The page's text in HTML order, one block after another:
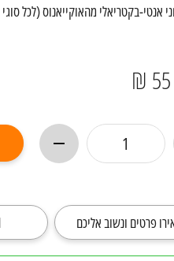
אנטי-בקטריאלי מהאוקייאנוס (לכל
55 ₪
פרטים ונשוב אליכם